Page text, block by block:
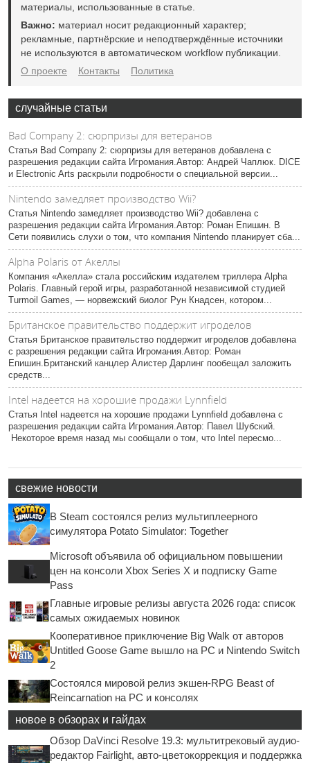
материалы, использованные в статье.
Важно: материал носит редакционный характер;
рекламные, партнёрские и неподтверждённые источники
не используются в автоматическом workflow публикации.
О проекте
Контакты Политика
случайные статьи
Bad Company 2: сюрпризы для ветеранов
Статья Bad Company 2: сюрпризы для ветеранов добавлена с
разрешения редакции сайта Игромания.Автор: Андрей Чаплюк. DICE
и Electronic Arts раскрыли подробности о специальной версии...
Nintendo замедляет производство Wii?
Статья Nintendo замедляет производство Wii? добавлена с
разрешения редакции сайта Игромания.Автор: Роман Епишин. В
Сети появились слухи о том, что компания Nintendo планирует сба...
Alpha Polaris от Акеллы
Компания «Акелла» стала российским издателем триллера Alpha
Polaris. Главный герой игры, разработанной независимой студией
Turmoil Games, — норвежский биолог Рун Кнадсен, котором...
Британское правительство поддержит игроделов
Статья Британское правительство поддержит игроделов добавлена
с разрешения редакции сайта Игромания.Автор: Роман
Епишин.Британский канцлер Алистер Дарлинг пообещал заложить
средств...
Intel надеется на хорошие продажи Lynnfield
Статья Intel надеется на хорошие продажи Lynnfield добавлена с
разрешения редакции сайта Игромания.Автор: Павел Шубский.
Некоторое время назад мы сообщали о том, что Intel пересмо...
свежие новости
В Steam состоялся релиз мультиплеерного
симулятора Potato Simulator: Together
Microsoft объявила об официальном повышении
цен на консоли Xbox Series X и подписку Game
Pass
Главные игровые релизы августа 2026 года: список
самых ожидаемых новинок
Кооперативное приключение Big Walk от авторов
Untitled Goose Game вышло на PC и Nintendo Switch
2
Состоялся мировой релиз экшен-RPG Beast of
Reincarnation на PC и консолях
новое в обзорах и гайдах
Обзор DaVinci Resolve 19.3: мультитрековый аудио-
редактор Fairlight, авто-цветокоррекция и поддержка